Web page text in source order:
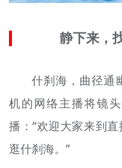
静下来，
什刹海，曲径通
机的网络主播将镜
播：“欢迎大家来到
逛什刹海。”